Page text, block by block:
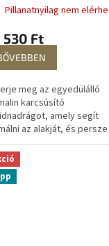
Pillanatnyilag nem
530 Ft
meg az egyedülálló
karcsúsító
amely segít
az alakját, és persze
még néhány
egészségügyi és
előnnyel is...